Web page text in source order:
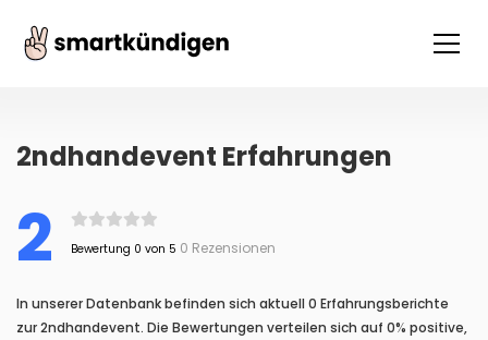
2ndhandevent Erfahrungen
2 Bewertung 0 von 5 0 Rezensionen
In unserer Datenbank befinden sich aktuell 0 Erfahrungsberichte
zur 2ndhandevent. Die Bewertungen verteilen sich auf 0% positive,